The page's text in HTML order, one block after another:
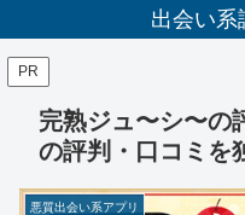
出会い系
PR
完熟ジュ〜シ〜の
の評判・口コミを
悪質出会い系アプリ